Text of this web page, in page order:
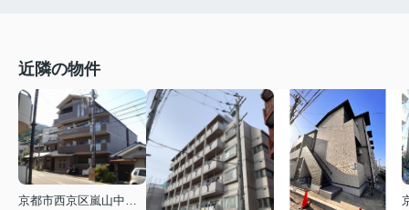
近隣の物件
京都市西京区嵐山中尾下町